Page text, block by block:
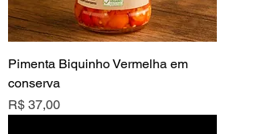
Pimenta Biquinho Vermelha em
conserva
Preço
R$ 37,00